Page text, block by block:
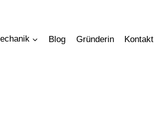
Blog Gründerin Kontakt